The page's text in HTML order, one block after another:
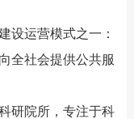
设运营模式之一：
全社会提供公共服
研院所，专注于科